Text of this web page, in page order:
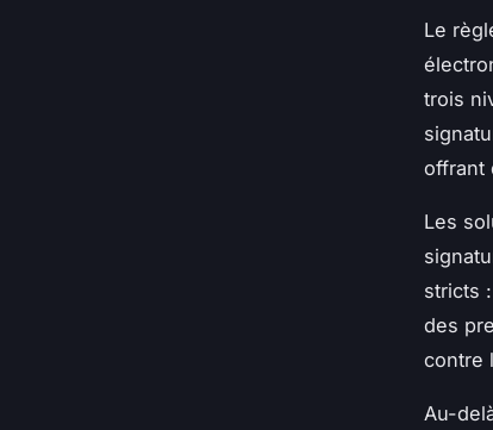
Le
trois
offrant
Les
stricts
des
contre
Au-